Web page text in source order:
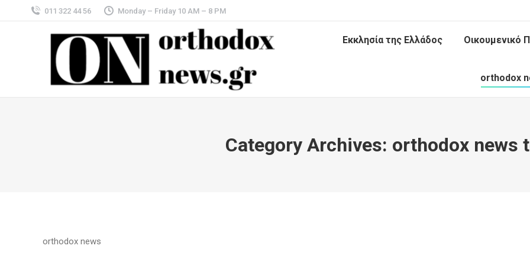
011 322 44 56 Monday – Friday 10 AM – 8 PM
Εκκλησία της Ελλάδος Οικουμενικό
orthodox
Category Archives: orthodox news
orthodox news